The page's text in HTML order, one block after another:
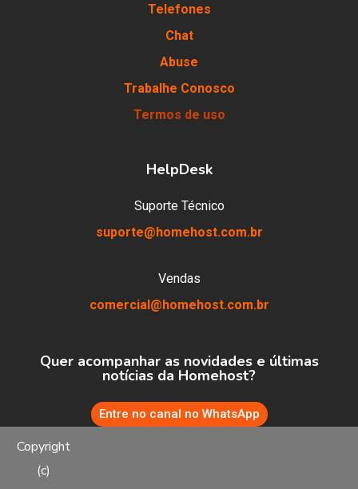
Telefones
Chat
Abuse
Trabalhe Conosco
Termos de uso
HelpDesk
Suporte Técnico
suporte@homehost.com.br
Vendas
comercial@homehost.com.br
Quer acompanhar as novidades e últimas
notícias da Homehost?
Entre no canal no WhatsApp
Copyright
(c)